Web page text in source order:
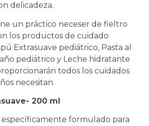
delicadeza.
un práctico neceser de fieltro
los productos de cuidado
Extrasuave pediátrico, Pasta al
pediátrico y Leche hidratante
todos los cuidados
necesitan.
200 ml
específicamente formulado para